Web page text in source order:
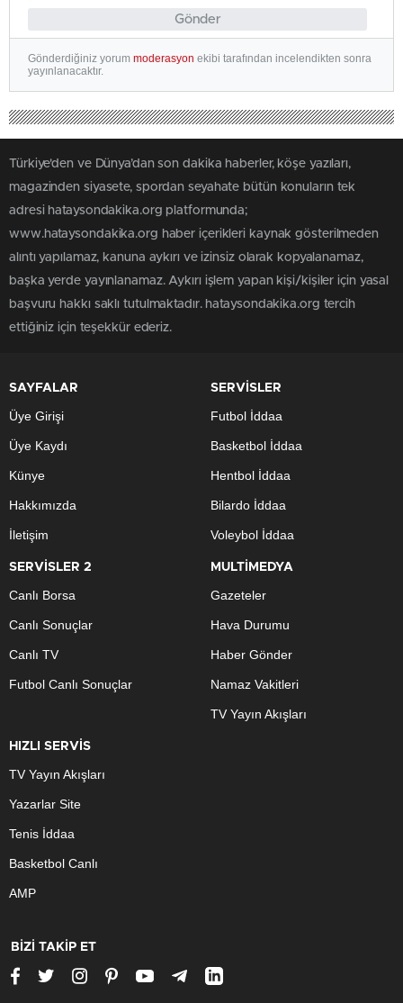
Gönder
Gönderdiğiniz yorum moderasyon ekibi tarafından incelendikten sonra
yayınlanacaktır.
Türkiye'den ve Dünya’dan son dakika haberler, köşe yazıları,
magazinden siyasete, spordan seyahate bütün konuların tek
adresi hataysondakika.org platformunda;
www.hataysondakika.org haber içerikleri kaynak gösterilmeden
alıntı yapılamaz, kanuna aykırı ve izinsiz olarak kopyalanamaz,
başka yerde yayınlanamaz. Aykırı işlem yapan kişi/kişiler için yasal
başvuru hakkı saklı tutulmaktadır. hataysondakika.org tercih
ettiğiniz için teşekkür ederiz.
SAYFALAR
Üye Girişi
Üye Kaydı
Künye
Hakkımızda
İletişim
SERVİSLER
Futbol İddaa
Basketbol İddaa
Hentbol İddaa
Bilardo İddaa
Voleybol İddaa
SERVİSLER 2
Canlı Borsa
Canlı Sonuçlar
Canlı TV
Futbol Canlı Sonuçlar
MULTİMEDYA
Gazeteler
Hava Durumu
Haber Gönder
Namaz Vakitleri
TV Yayın Akışları
HIZLI SERVİS
TV Yayın Akışları
Yazarlar Site
Tenis İddaa
Basketbol Canlı
AMP
BİZİ TAKİP ET